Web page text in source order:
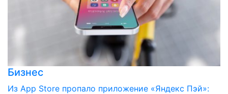
Бизнес
Из App Store пропало приложение «Яндекс Пэй»: